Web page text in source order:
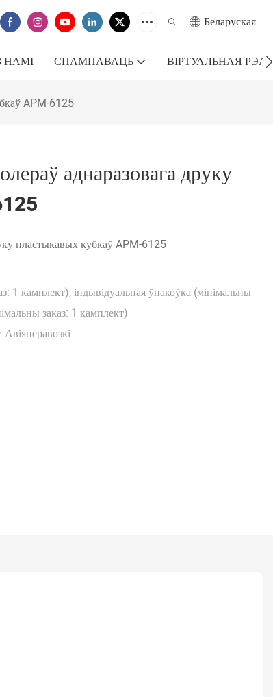
Беларуская
НАМІ СПАМПАВАЦЬ ВІРТУАЛЬНАЯ
APM-6125
аднаразовага друку
пластыкавых кубкаў APM-6125
1 камплект), індывідуальная ўпакоўка (мінімальны
заказ: 1 камплект)